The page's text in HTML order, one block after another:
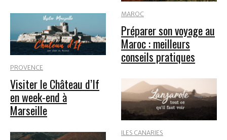
PROVENCE
Visiter le Château d’If
en week-end à
Marseille
MAROC
Préparer son voyage au
Maroc : meilleurs
conseils pratiques
ILES CANARIES